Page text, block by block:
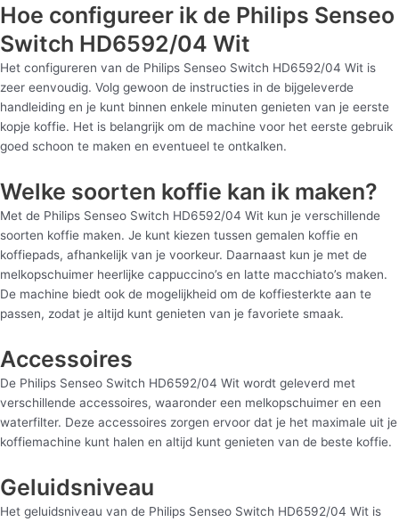
Hoe configureer ik de Philips Senseo
Switch HD6592/04 Wit
Het configureren van de Philips Senseo Switch HD6592/04 Wit is
zeer eenvoudig. Volg gewoon de instructies in de bijgeleverde
handleiding en je kunt binnen enkele minuten genieten van je eerste
kopje koffie. Het is belangrijk om de machine voor het eerste gebruik
goed schoon te maken en eventueel te ontkalken.
Welke soorten koffie kan ik maken?
Met de Philips Senseo Switch HD6592/04 Wit kun je verschillende
soorten koffie maken. Je kunt kiezen tussen gemalen koffie en
koffiepads, afhankelijk van je voorkeur. Daarnaast kun je met de
melkopschuimer heerlijke cappuccino’s en latte macchiato’s maken.
De machine biedt ook de mogelijkheid om de koffiesterkte aan te
passen, zodat je altijd kunt genieten van je favoriete smaak.
Accessoires
De Philips Senseo Switch HD6592/04 Wit wordt geleverd met
verschillende accessoires, waaronder een melkopschuimer en een
waterfilter. Deze accessoires zorgen ervoor dat je het maximale uit je
koffiemachine kunt halen en altijd kunt genieten van de beste koffie.
Geluidsniveau
Het geluidsniveau van de Philips Senseo Switch HD6592/04 Wit is